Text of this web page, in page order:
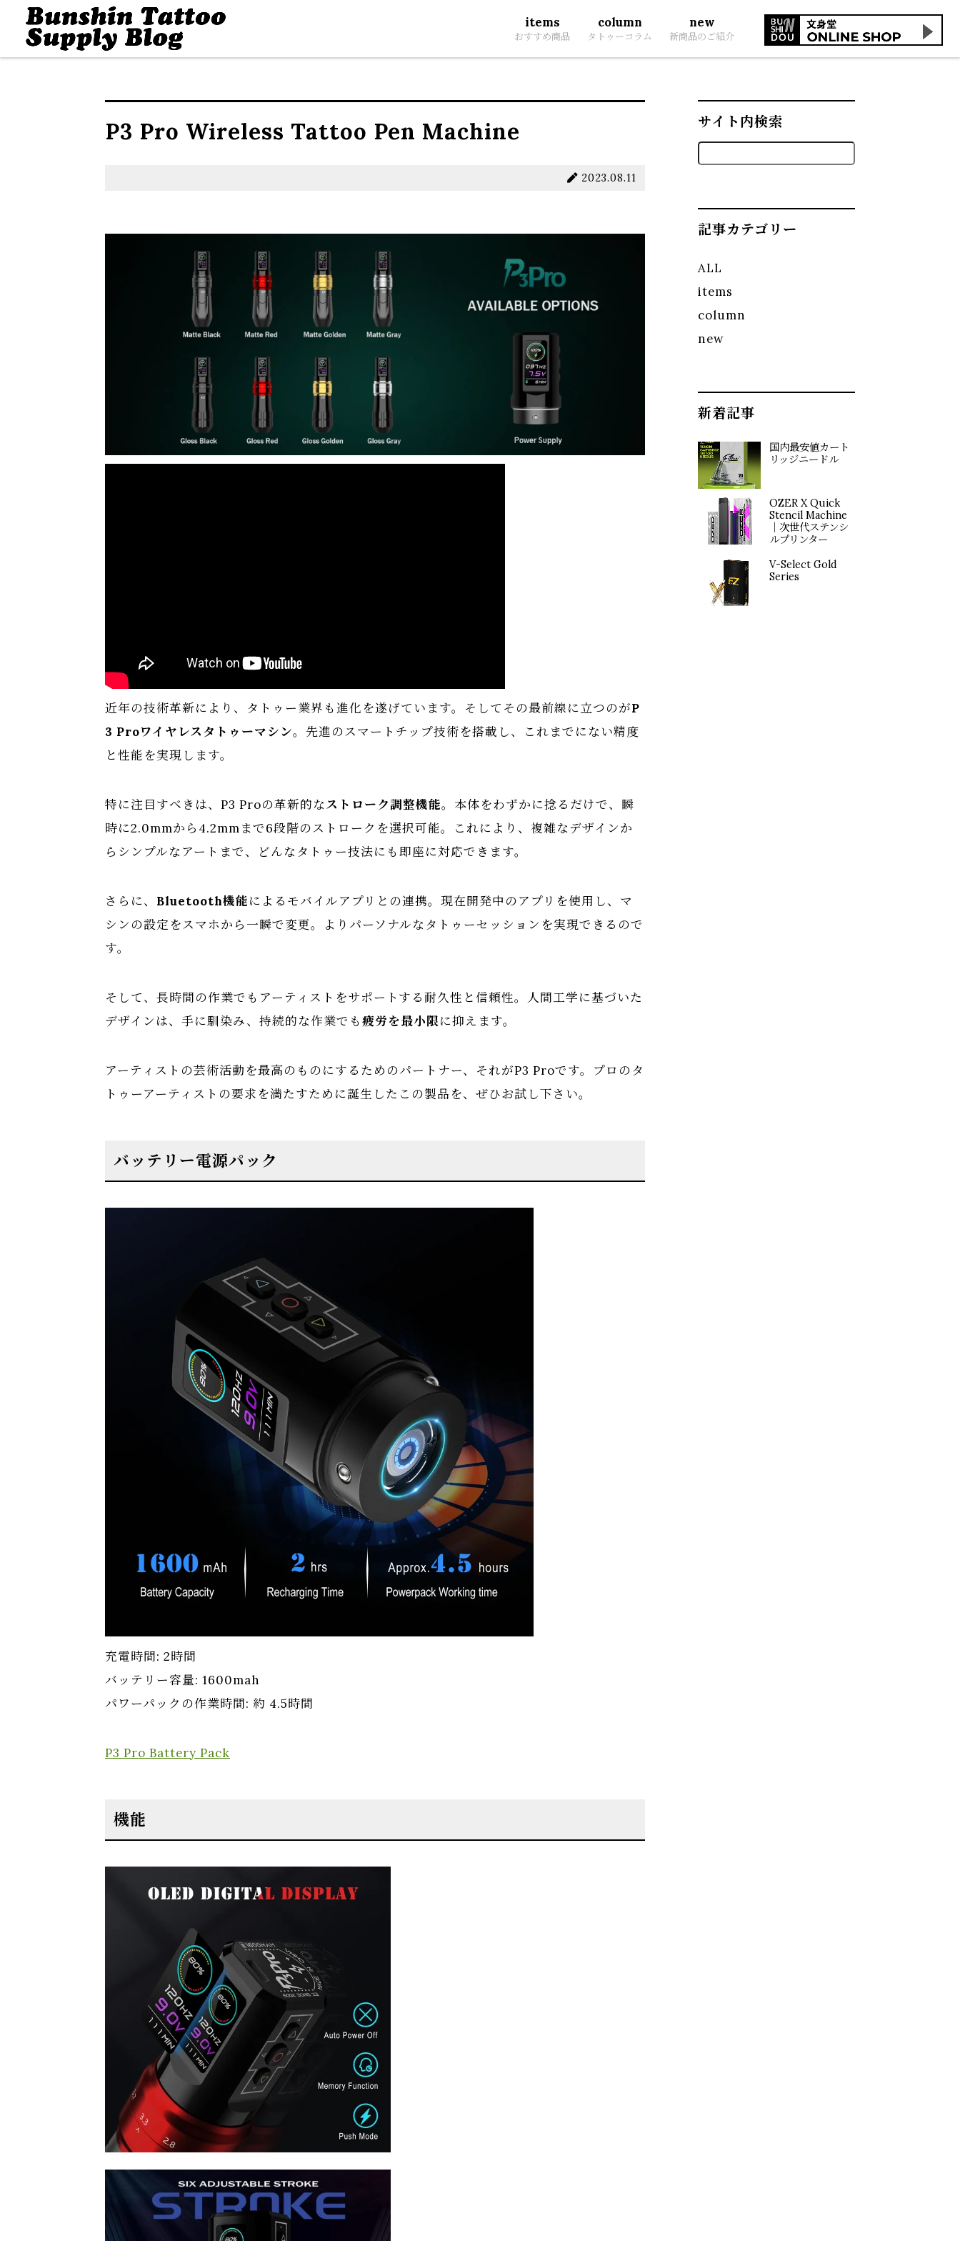
items
おすすめ商品
column
タトゥーコラム
new
新商品のご紹介
P3 Pro Wireless Tattoo Pen Machine
2023.08.11
近年の技術革新により、タトゥー業界も進化を遂げています。そしてその最前線に立つのがP
3 Proワイヤレスタトゥーマシン。先進のスマートチップ技術を搭載し、これまでにない精度
と性能を実現します。
特に注目すべきは、P3 Proの革新的なストローク調整機能。本体をわずかに捻るだけで、瞬
時に2.0mmから4.2mmまで6段階のストロークを選択可能。これにより、複雑なデザインか
らシンプルなアートまで、どんなタトゥー技法にも即座に対応できます。
さらに、 Bluetooth機能によるモバイルアプリとの連携。現在開発中のアプリを使用し、マ
シンの設定をスマホから一瞬で変更。よりパーソナルなタトゥーセッションを実現できるので
す。
そして、長時間の作業でもアーティストをサポートする耐久性と信頼性。人間工学に基づいた
デザインは、手に馴染み、持続的な作業でも 疲労を最小限に抑えます。
アーティストの芸術活動を最高のものにするためのパートナー、それがP3 Proです。プロのタ
トゥーアーティストの要求を満たすために誕生したこの製品を、ぜひお試し下さい。
バッテリー電源パック
充電時間: 2時間
バッテリー容量: 1600mah
パワーパックの作業時間: 約 4.5時間
P3 Pro Battery Pack
機能
サイト内検索
記事カテゴリー
ALL
items
column
new
新着記事
国内最安値カート
リッジニードル
OZER X Quick
Stencil Machine
｜次世代ステンシ
ルプリンター
V-Select Gold
Series